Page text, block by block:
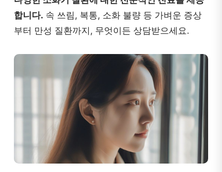
합니다. 속 쓰림, 복통, 소화 불량 등 가벼운 증상
부터 만성 질환까지, 무엇이든 상담받으세요.